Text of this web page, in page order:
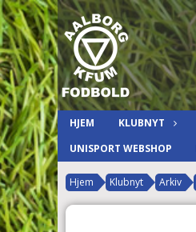
HJEM KLUBNYT
UNISPORT WEBSHOP
Hjem Klubnyt Arkiv